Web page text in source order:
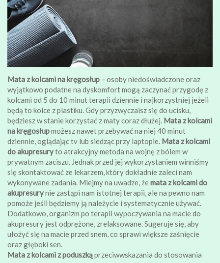
Mata z kolcami na kręgosłup – osoby niedoświadczone oraz
wyjątkowo podatne na dyskomfort mogą zaczynać przygodę z
kolcami od 5 do 10 minut terapii dziennie i najkorzystniej jeżeli
będą to kolce z plastiku. Gdy przyzwyczaisz się do ucisku,
będziesz w stanie korzystać z maty coraz dłużej. Mata z kolcami
na kręgosłupmożesz nawet przebywać na niej 40 minut
dziennie, oglądając tv lub siedząc przy laptopie. Mata z kolcami
do akupresuryto atrakcyjny metoda na wojnę z bólem w
prywatnym zaciszu. Jednak przed jej wykorzystaniem winniśmy
się skontaktować ze lekarzem, który dokładnie zaleci nam
wykonywane zadania. Miejmy na uwadze, żemata z kolcami do
akupresurynie zastąpi nam istotnej terapii, ale na pewno nam
pomoże jeśli będziemy ją należycie i systematycznie używać.
Dodatkowo, organizm po terapii wypoczywania na macie do
akupresury jest odprężone, zrelaksowane. Sugeruje się, aby
ułożyć się na macie przed snem, co sprawi większe zaśnięcie
oraz głęboki sen.
Mata z kolcami z poduszkąprzeciwwskazania do stosowania